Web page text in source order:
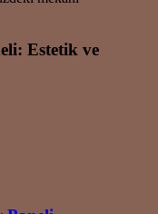
Estetik ve